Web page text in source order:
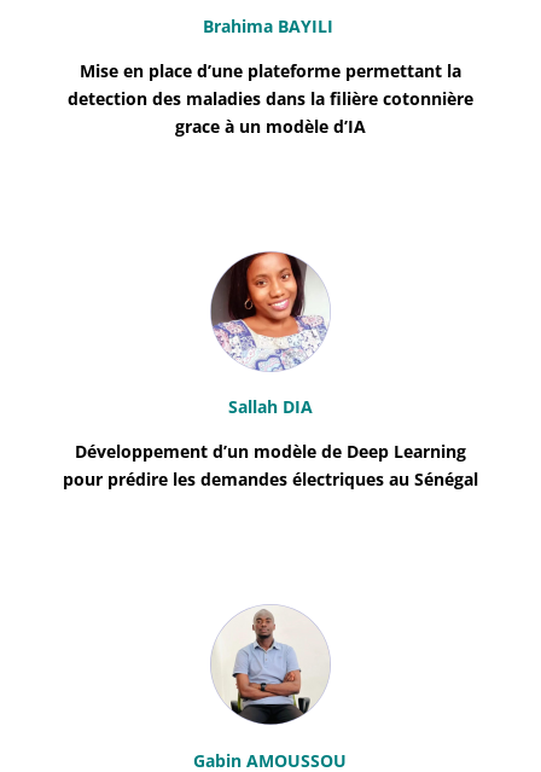
Brahima BAYILI
Mise en place d’une plateforme permettant la
detection des maladies dans la filière cotonnière
grace à un modèle d’IA
Sallah DIA
Développement d’un modèle de Deep Learning
pour prédire les demandes électriques au Sénégal
Gabin AMOUSSOU